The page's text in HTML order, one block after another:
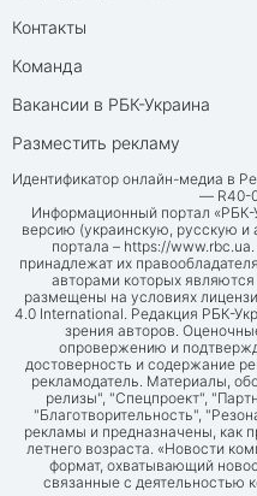
Контакты
Команда
Вакансии в РБК-Украина
Разместить рекламу
Идентификатор онлайн-медиа в
— R40-
Информационный портал
версию (украинскую, русскую и
портала – https://www.rbc.ua
принадлежат их
авторами которых
размещены на условиях
4.0 International. Редакция РБК-
зрения авторов.
опровержению и
достоверность и содержание
рекламодатель. Материалы,
релизы", "Спецпроект",
"Благотворительность",
рекламы и предназначены, как
летнего возраста. «Новости
формат, охватывающий
связанные с деятельностью